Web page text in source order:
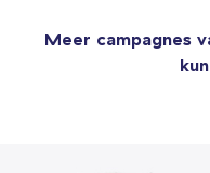
Meer campagnes